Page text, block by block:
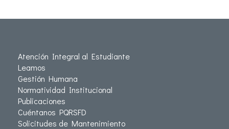
Atención Integral al Estudiante
Leamos
Gestión Humana
Normatividad Institucional
Publicaciones
Cuéntanos PQRSFD
Solicitudes de Mantenimiento